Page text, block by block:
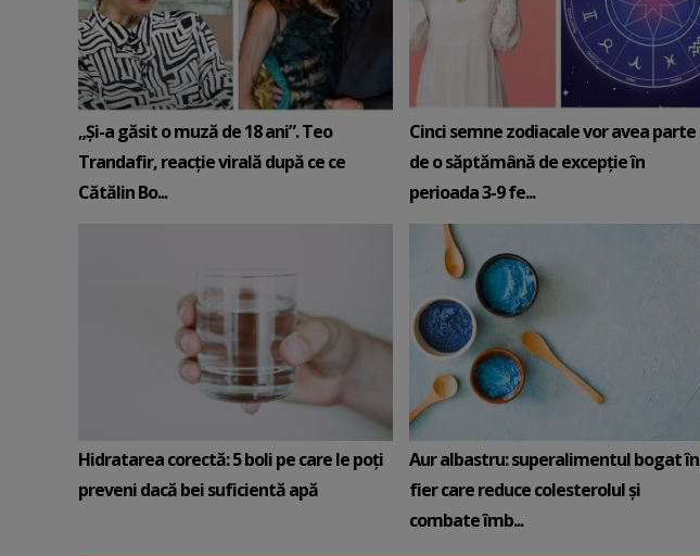
„Și-a găsit o muză de 18 ani”. Teo
Trandafir, reacție virală după ce ce
Cătălin Bo...
Cinci semne zodiacale vor avea parte
de o săptămână de excepție în
perioada 3-9 fe...
Hidratarea corectă: 5 boli pe care le poți
preveni dacă bei suficientă apă
Aur albastru: superalimentul bogat în
fier care reduce colesterolul și
combate îmb...